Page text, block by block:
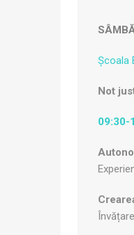
Școala
Not
09:30-